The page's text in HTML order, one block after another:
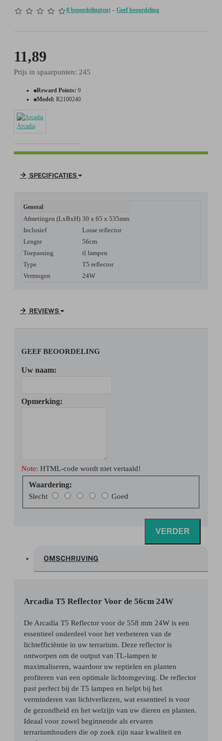
0 beoordeling(en) - Geef beoordeling
11,89
Prijs in spaarpunten: 245
Reward Points: 9
Model: R2100240
Arcadia
SPECIFICATIES
General
Afmetingen (LxBxH) 30 x 65 x 535mm
Inclusief
Losse reflector
Lengte
56cm
Toepassing
tl lampen
Type
T5 reflector
Vermogen
24W
REVIEWS
GEEF BEOORDELING
Uw naam:
Opmerking:
Note: HTML-code wordt niet vertaald!
Waardering:
Waardering:
Slecht Goed
VERDER
OMSCHRIJVING
Arcadia T5 Reflector Voor de 56cm 24W
De Arcadia T5 Reflector voor de 558 mm 24W is een
essentieel onderdeel voor het verbeteren van de
lichtefficiëntie in uw terrarium. Deze reflector is
ontworpen om de output van TL-lampen te
maximaliseren, waardoor uw reptielen en planten
profiteren van een optimale lichtomgeving. De reflector
past perfect bij de T5 lampen en helpt bij het
verminderen van lichtverliezen, wat essentieel is voor
de gezondheid en het welzijn van uw dieren en planten.
Ideaal voor zowel beginnende als ervaren
terrariumhouders die op zoek zijn naar kwaliteit en